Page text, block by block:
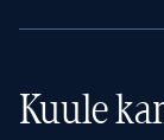
Kuule